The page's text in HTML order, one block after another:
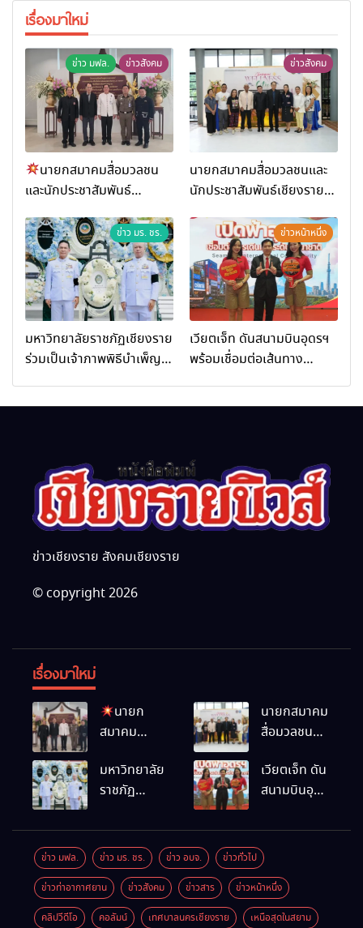
เรื่องมาใหม่
ข่าว มฟล. ข่าวสังคม
นายกสมาคมสื่อมวลชน
และนักประชาสัมพันธ์
เปิด “โครงการเสริมสร้างสุข
ภาวะพระสงฆ์” ถวายพระกุศล
99 พรรษา สมเด็จพระ
สังฆราช
ข่าวสังคม
นายกสมาคมสื่อมวลชนและ
นักประชาสัมพันธ์เชียงราย
การท่องเที่ยวและกีฬาจังหวัด
เชียงราย จัดกิจกรรมอบรม
“การพัฒนาศักยภาพผู้
ประกอบการและเครือข่าย
ธุรกิจ Wellness สู่การ
เติบโตอย่างยั่งยืน (Chiang
Rai Wellness Business
ข่าว มร. ชร.
มหาวิทยาลัยราชภัฏเชียงราย
ร่วมเป็นเจ้าภาพพิธีบำเพ็ญ
ข่าวหน้าหนึ่ง
เวียตเจ็ท ดันสนามบินอุดรฯ
พร้อมเชื่อมต่อเส้นทาง
ข่าวเชียงราย สังคมเชียงราย
© copyright 2026
เรื่องมาใหม่
นายก
สมาคม
และนัก
ประชาสัมพันธ์
ร่วมในงานที่
มฟล. เปิด
“โครงการ
เสริมสร้างสุข
ภาวะพระ
นายกสมาคม
สื่อมวลชน
ประชาสัมพันธ์
เชียงราย
กิจกรรมที่
สำนักงาน
การท่องเที่ยว
และกีฬา
จังหวัด
มหาวิทยาลัย
ราชภัฏ
ร่วมเป็นเจ้า
ภาพพิธี
บำเพ็ญกุศล
พร้อมน้อม
สำนึกในพระ
เวียตเจ็ท ดัน
สนามบินอุ
เชื่อมต่อเส้น
ทางนานาชาติ
ข่าว มฟล. ข่าว มร. ชร. ข่าว อบจ. ข่าวทั่วไป
ข่าวท่าอากาศยาน ข่าวสังคม ข่าวสาร ข่าวหน้าหนึ่ง
คลิปวีดีโอ คอลัมน์ เทศบาลนครเชียงราย เหนือสุดในสยาม